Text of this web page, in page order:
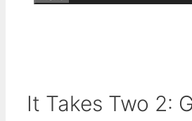
It Takes Two 2: